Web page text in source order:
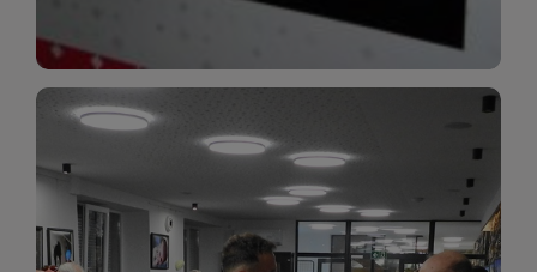
miłośników estetycznych doznań!
WIĘCEJ